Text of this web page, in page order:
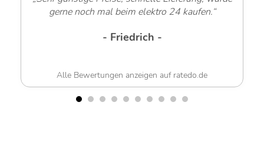
gerne noch mal beim elektro 24 kaufen.“
- Friedrich -
Alle Bewertungen anzeigen auf ratedo.de